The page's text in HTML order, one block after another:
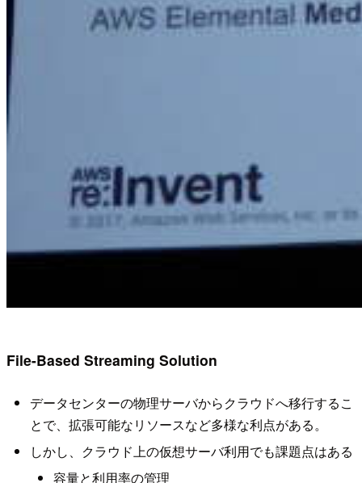
File-Based Streaming Solution
データセンターの物理サーバからクラウドへ移行するこ
とで、拡張可能なリソースなど多様な利点がある。
しかし、クラウド上の仮想サーバ利用でも課題点はある
容量と利用率の管理